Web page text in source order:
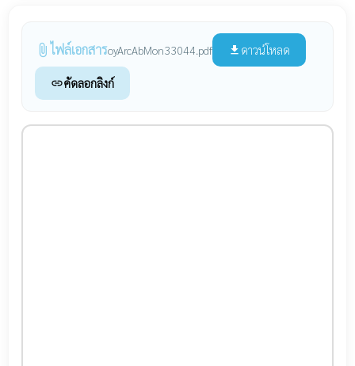
attach_file ไฟล์เอกสารoyArcAbMon33044.pdf file_download ดาวน์โหลด
linkคัดลอกลิงก์